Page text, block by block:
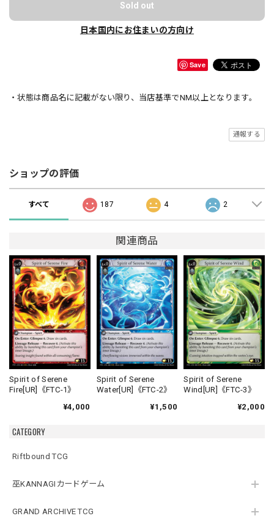
CATEGORY
Riftbound TCG
巫KANNAGIカードゲーム
GRAND ARCHIVE TCG
Sold out
日本国内にお住まいの方向け
Save
・状態は商品名に記載がない限り、当店基準でNM以上となります。
通報する
ショップの評価
すべて 187 4 2
関連商品
Spirit of Serene
Fire[UR]《FTC-1》
¥4,000
Spirit of Serene
Water[UR]《FTC-2》
¥1,500
Spirit of Serene
Wind[UR]《FTC-3》
¥2,000